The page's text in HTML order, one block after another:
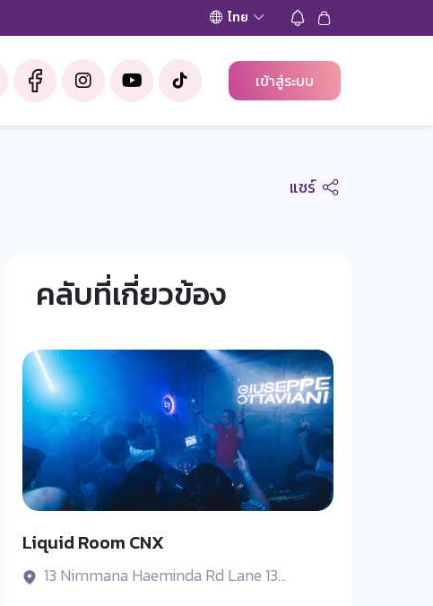
ไทย
เข้าสู่ระบบ
แชร์
คลับที่เกี่ยวข้อง
Liquid Room CNX
13 Nimmana Haeminda Rd Lane 13...